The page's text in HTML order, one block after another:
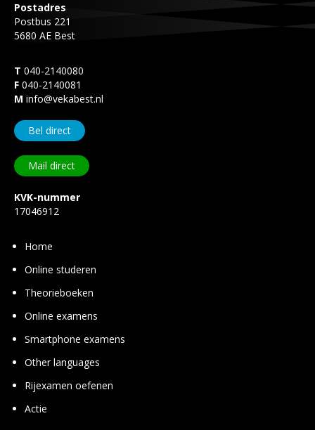
Postadres
Postbus 221
5680 AE Best
T 040-2140080
F 040-2140081
M info@vekabest.nl
Bel direct
Mail direct
KVK-nummer
17046912
Home
Online studeren
Theorie­boeken
Online examens
Smart­phone examens
Other languages
Rij­examen oefenen
Actie